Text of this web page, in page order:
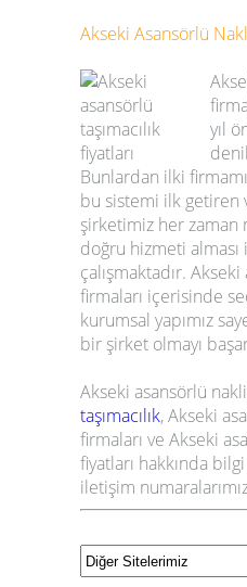
Akseki Asansörlü
yıl
Bunlardan ilki
bu sistemi ilk getiren
şirketimiz her
doğru hizmeti alması
çalışmaktadır. Akseki
firmaları içerisinde
kurumsal yapımız
bir şirket olmayı
Akseki asansörlü
taşımacılık,Akseki
firmaları ve Akseki
fiyatları hakkında
iletişim